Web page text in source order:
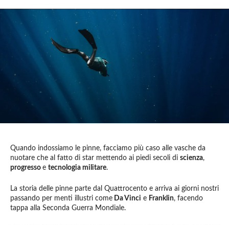
Quando indossiamo le pinne, facciamo più caso alle vasche da
nuotare che al fatto di star mettendo ai piedi secoli di scienza,
progresso e tecnologia militare.
La storia delle pinne parte dal Quattrocento e arriva ai giorni nostri
passando per menti illustri come Da Vinci e Franklin, facendo
tappa alla Seconda Guerra Mondiale.